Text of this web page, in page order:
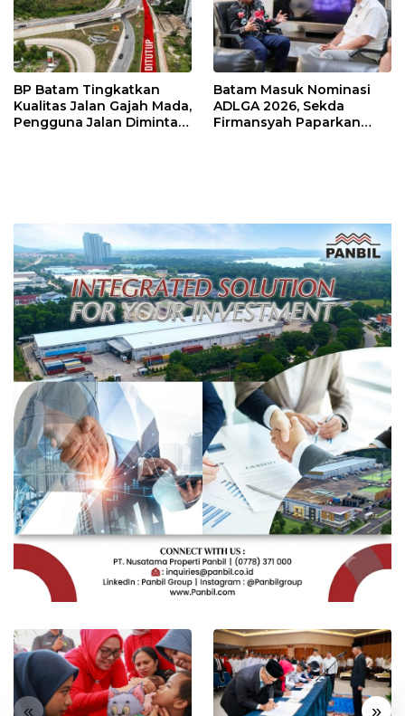
BP Batam Tingkatkan
Kualitas Jalan Gajah Mada,
Pengguna Jalan Diminta
Batam Masuk Nominasi
ADLGA 2026, Sekda
Firmansyah Paparkan
« »